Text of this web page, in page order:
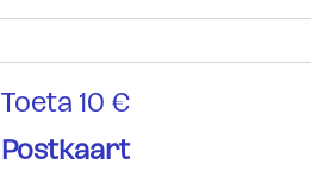
Toeta 10 €
Postkaart